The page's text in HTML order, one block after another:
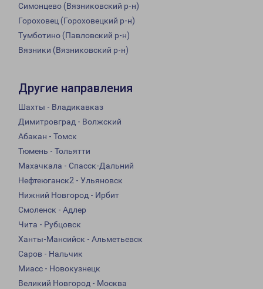
Симонцево (Вязниковский р-н)
Гороховец (Гороховецкий р-н)
Тумботино (Павловский р-н)
Вязники (Вязниковский р-н)
Другие направления
Шахты - Владикавказ
Димитровград - Волжский
Абакан - Томск
Тюмень - Тольятти
Махачкала - Спасск-Дальний
Нефтеюганск2 - Ульяновск
Нижний Новгород - Ирбит
Смоленск - Адлер
Чита - Рубцовск
Ханты-Мансийск - Альметьевск
Саров - Нальчик
Миасс - Новокузнецк
Великий Новгород - Москва